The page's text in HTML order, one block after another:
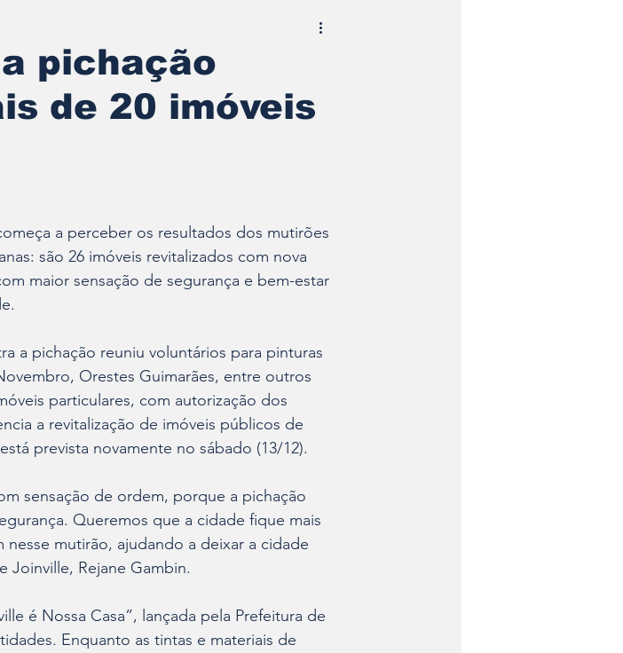
pichação
de 20 imóveis
a perceber os resultados dos mutirões
são 26 imóveis revitalizados com nova
maior sensação de segurança e bem-estar
a pichação reuniu voluntários para pinturas
Orestes Guimarães, entre outros
particulares, com autorização dos
a revitalização de imóveis públicos de
prevista novamente no sábado (13/12).
sensação de ordem, porque a pichação
Queremos que a cidade fique mais
mutirão, ajudando a deixar a cidade
Joinville, Rejane Gambin.
é Nossa Casa”, lançada pela Prefeitura de
Enquanto as tintas e materiais de